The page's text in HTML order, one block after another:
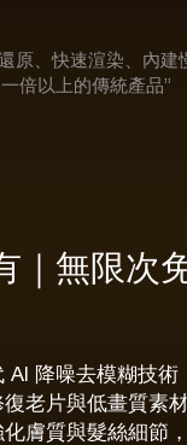
、快速渲染、內建
倍以上的傳統產品”
｜無限次
AI 降噪去模糊技
老片與低畫質素
化膚質與髮絲細節